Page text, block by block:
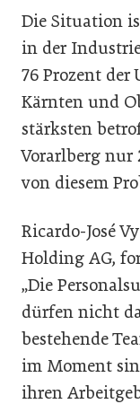
Die Situation
in der
76 Prozent
Kärnten und
stärksten
Vorarlberg nur
von diesem
Ricardo-José
Holding AG,
„Die
dürfen nicht
bestehende
im Moment
ihren